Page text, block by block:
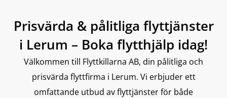
Prisvärda & pålitliga flyttjänster
i Lerum – Boka flytthjälp idag!
Välkommen till Flyttkillarna AB, din pålitliga och
prisvärda flyttfirma i Lerum. Vi erbjuder ett
omfattande utbud av flyttjänster för både